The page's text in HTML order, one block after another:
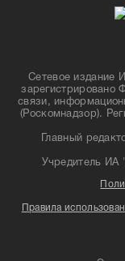
Сетевое издание
зарегистрировано
связи,
(Роскомнадзор).
Главный
Учредитель
Правила